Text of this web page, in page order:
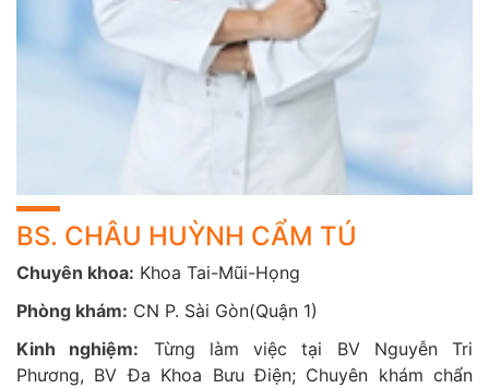
BS. CHÂU HUỲNH CẨM TÚ
Chuyên khoa: Khoa Tai-Mũi-Họng
Phòng khám: CN P. Sài Gòn(Quận 1)
Kinh nghiệm:
Từng làm việc tại BV Nguyễn Tri
Phương, BV Đa Khoa Bưu Điện; Chuyên khám chẩn